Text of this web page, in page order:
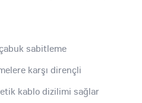
sabitleme
karşı dirençli
kablo dizilimi sağlar